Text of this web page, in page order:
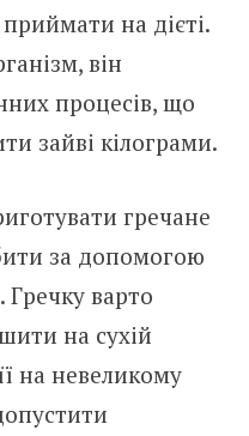
на дієті.
він
процесів, що
зайві кілограми.
гречане
за допомогою
варто
на сухій
на невеликому